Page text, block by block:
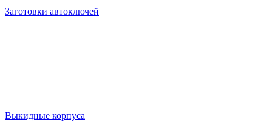
Заготовки автоключей
Выкидные корпуса